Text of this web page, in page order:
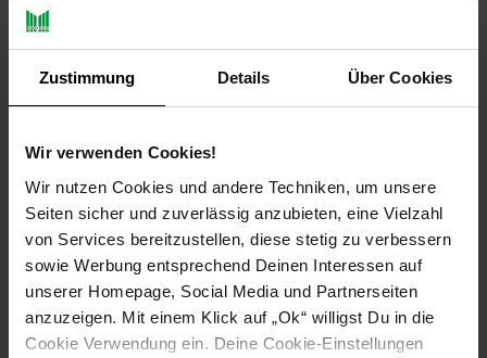
Zustimmung Details Über Cookies
Wir verwenden Cookies!
Wir nutzen Cookies und andere Techniken, um unsere
Seiten sicher und zuverlässig anzubieten, eine Vielzahl
von Services bereitzustellen, diese stetig zu verbessern
sowie Werbung entsprechend Deinen Interessen auf
unserer Homepage, Social Media und Partnerseiten
anzuzeigen. Mit einem Klick auf „Ok“ willigst Du in die
Cookie Verwendung ein. Deine Cookie-Einstellungen
Ja, ich möchte ein Altgerät abgeben.
Payback Punkte Basis°Punkte:
26
Extra°Punkte:
0